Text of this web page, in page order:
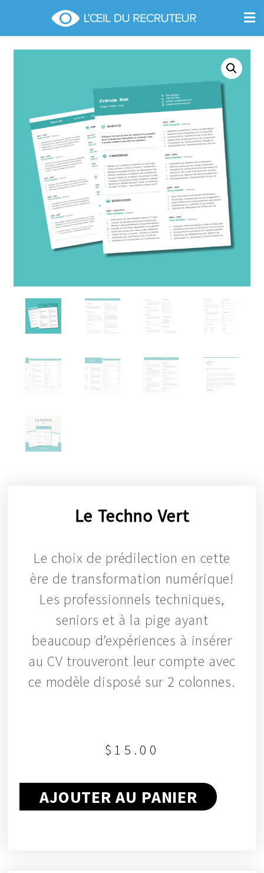
Le Techno Vert
Le choix de prédilection en cette
ère de transformation numérique!
Les professionnels techniques,
seniors et à la pige ayant
beaucoup d’expériences à insérer
au CV trouveront leur compte avec
ce modèle disposé sur 2 colonnes.
$ 15.00
AJOUTER AU PANIER